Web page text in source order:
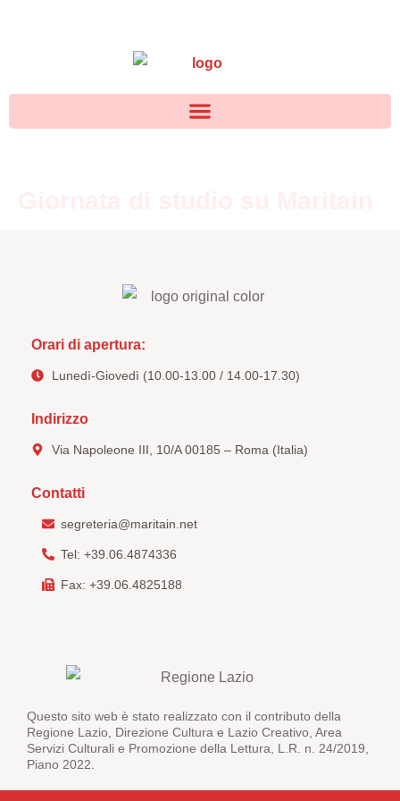
Orari di apertura:
Lunedì-Giovedì (10.00-13.00 / 14.00-17.30)
Indirizzo
Via Napoleone III, 10/A 00185 – Roma (Italia)
Contatti
segreteria@maritain.net
Tel: +39.06.4874336
Fax: +39.06.4825188
Questo sito web è stato realizzato con il contributo della
Regione Lazio, Direzione Cultura e Lazio Creativo, Area
Servizi Culturali e Promozione della Lettura, L.R. n. 24/2019,
Piano 2022.